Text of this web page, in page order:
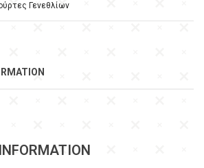
Γενεθλίων